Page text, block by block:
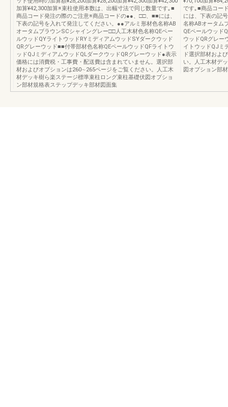
加算¥42,300加算※束柱使用本数は、出幅寸法で同じ数量です｡■
商品コード発注の際のご注意※商品コードの●●、□□、■■には、
下表の記号を入れて発注してください。●●アルミ形材色名称AB
オータムブラウンSCシャイングレー□□人工木材色名称QEペー
ルウッドQYライトウッドRYミディアムウッドSYダークウッド
QRグレーウッド■■付帯部材色名称QEペールウッドQFライトウ
ッドQJミディアムウッドQLダークウッドQRグレーウッド●表示
価格には消費税・工事費・配送費は含まれていません。選択部
材およびオプションは260∼265ページをご覧ください。人工木
材デッキ樹ら楽ステージ標準束柱ロング束柱基礎伏図オプショ
ン部材規格表ステップデッキ部材図面集
です｡■商品コー
には、下表の記
名称ABオータム
QEペールウッド
ウッドQRグレー
イトウッドQJミ
ド選択部材およ
い。人工木材デ
図オプション部